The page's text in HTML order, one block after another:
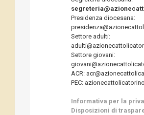
Presidenza diocesana:
Settore adulti:
Settore giovani:
ACR:
PEC:
Informativa per la
Disposizioni di